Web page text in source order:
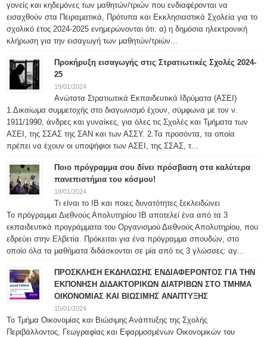
γονείς και κηδεμόνες των μαθητών/τριών που ενδιαφέρονται να
εισαχθούν στα Πειραματικά, Πρότυπα και Εκκλησιαστικά Σχολεία για το
σχολικό έτος 2024-2025 ενημερώνονται ότι: α) η δημόσια ηλεκτρονική
κλήρωση για την εισαγωγή των μαθητών/τριών...
Προκήρυξη εισαγωγής στις Στρατιωτικές Σχολές 2024-
25
19/01/2024
Ανώτατα Στρατιωτικά Εκπαιδευτικά Ιδρύματα (ΑΣΕΙ)
1.Δικαίωμα συμμετοχής στο διαγωνισμό έχουν, σύμφωνα με τον ν.
1911/1990, άνδρες και γυναίκες, για όλες τις Σχολές και Τμήματα των
ΑΣΕΙ, της ΣΣΑΣ της ΣΑΝ και των ΑΣΣΥ. 2.Τα προσόντα, τα οποία
πρέπει να έχουν οι υποψήφιοι των ΑΣΕΙ, της ΣΣΑΣ, τ...
Ποιο πρόγραμμα σου δίνει πρόσβαση στα καλύτερα
πανεπιστήμια του κόσμου!
18/01/2024
Τι είναι το IB και ποιες δυνατότητες ξεκλειδώνει
Το πρόγραμμα Διεθνούς Απολυτηρίου IB αποτελεί ένα από τα 3
εκπαιδευτικά προγράμματα του Οργανισμού Διεθνούς Απολυτηρίου, που
εδρεύει στην Ελβετία. Πρόκειται για ένα πρόγραμμα σπουδών, στο
οποίο όλα τα μαθήματα διδάσκονται σε μία από τις 3 γλώσσες: αγ...
ΠΡΟΣΚΛΗΣΗ ΕΚΔΗΛΩΣΗΣ ΕΝΔΙΑΦΕΡΟΝΤΟΣ ΓΙΑ ΤΗΝ
ΕΚΠΟΝΗΣΗ ΔΙΔΑΚΤΟΡΙΚΩΝ ΔΙΑΤΡΙΒΩΝ ΣΤΟ ΤΜΗΜΑ
ΟΙΚΟΝΟΜΙΑΣ ΚΑΙ ΒΙΩΣΙΜΗΣ ΑΝΑΠΤΥΞΗΣ
15/01/2024
Το Τμήμα Οικονομίας και Βιώσιμης Ανάπτυξης της Σχολής
Περιβάλλοντος, Γεωγραφίας και Εφαρμοσμένων Οικονομικών του